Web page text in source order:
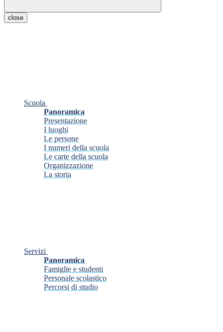
close
Scuola
Panoramica
Presentazione
I luoghi
Le persone
I numeri della scuola
Le carte della scuola
Organizzazione
La storia
Servizi
Panoramica
Famiglie e studenti
Personale scolastico
Percorsi di studio